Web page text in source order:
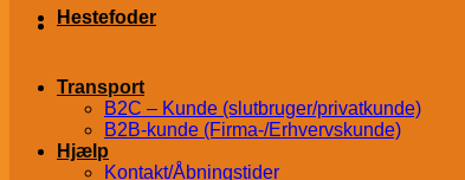
Transport
B2C – Kunde (slutbruger/privatkunde)
B2B-kunde (Firma-/Erhvervskunde)
Hjælp
Kontakt/Åbningstider
Hestefoder